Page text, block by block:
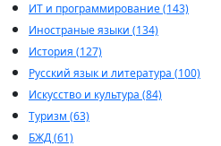
ИТ и программирование (143)
Иностраные языки (134)
История (127)
Русский язык и литература (100)
Искусство и культура (84)
Туризм (63)
БЖД (61)